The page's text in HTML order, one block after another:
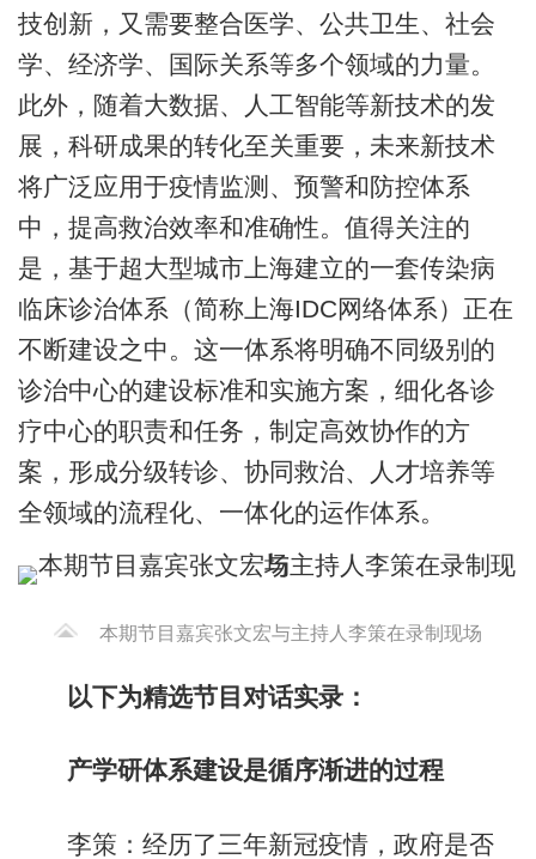
技创新，又需要整合医学、公共卫生、社会
学、经济学、国际关系等多个领域的力量。
此外，随着大数据、人工智能等新技术的发
展，科研成果的转化至关重要，未来新技术
将广泛应用于疫情监测、预警和防控体系
中，提高救治效率和准确性。值得关注的
是，基于超大型城市上海建立的一套传染病
临床诊治体系（简称上海IDC网络体系）正在
不断建设之中。这一体系将明确不同级别的
诊治中心的建设标准和实施方案，细化各诊
疗中心的职责和任务，制定高效协作的方
案，形成分级转诊、协同救治、人才培养等
全领域的流程化、一体化的运作体系。
本期节目嘉宾张文宏与主持人李策在录制现场
以下为精选节目对话实录：
产学研体系建设是循序渐进的过程
李策：经历了三年新冠疫情，政府是否